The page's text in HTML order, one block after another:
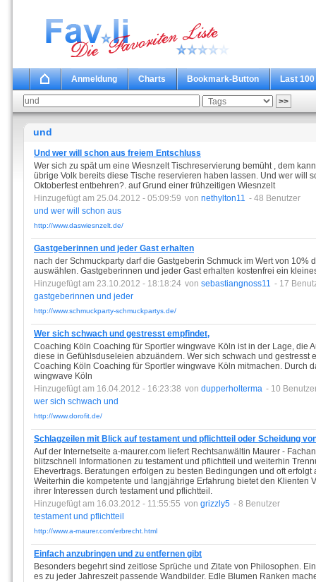
Anmeldung Charts Bookmark-Button Last 100
und
Und wer will schon aus freiem Entschluss
Wer sich zu spät um eine Wiesnzelt Tischreservierung bemüht , dem
übrige Volk bereits diese Tische reservieren haben lassen. Und wer will
Oktoberfest entbehren?. auf Grund einer frühzeitigen Wiesnzelt
Hinzugefügt am 25.04.2012 - 05:09:59 von nethylton11 - 48 Benutzer
und wer will schon aus
http://www.daswiesnzelt.de/
Gastgeberinnen und jeder Gast erhalten
nach der Schmuckparty darf die Gastgeberin Schmuck im Wert von 10%
auswählen. Gastgeberinnen und jeder Gast erhalten kostenfrei ein
Hinzugefügt am 23.10.2012 - 18:18:24 von sebastiangnoss11 - 17
gastgeberinnen und jeder
http://www.schmuckparty-schmuckpartys.de/
Wer sich schwach und gestresst empfindet,
Coaching Köln Coaching für Sportler wingwave Köln ist in der Lage, die
diese in Gefühlsduseleien abzuändern. Wer sich schwach und gestresst
Coaching Köln Coaching für Sportler wingwave Köln mitmachen. Durch
wingwave Köln
Hinzugefügt am 16.04.2012 - 16:23:38 von dupperholterma - 10
wer sich schwach und
http://www.dorofit.de/
Schlagzeilen mit Blick auf testament und pflichtteil oder Scheidung
Auf der Internetseite a-maurer.com liefert Rechtsanwältin Maurer -
blitzschnell Informationen zu testament und pflichtteil und weiterhin
Ehevertrags. Beratungen erfolgen zu besten Bedingungen und oft
Weiterhin die kompetente und langjährige Erfahrung bietet den Klienten
ihrer Interessen durch testament und pflichtteil.
Hinzugefügt am 16.03.2012 - 11:55:55 von grizzly5 - 8 Benutzer
testament und pflichtteil
http://www.a-maurer.com/erbrecht.html
Einfach anzubringen und zu entfernen gibt
Besonders begehrt sind zeitlose Sprüche und Zitate von Philosophen.
es zu jeder Jahreszeit passende Wandbilder. Edle Blumen Ranken